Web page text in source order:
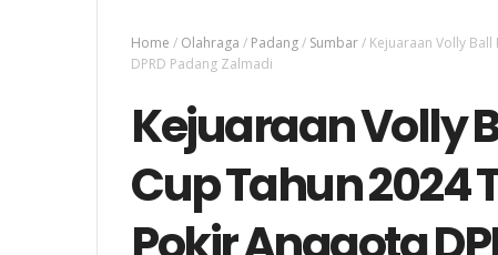
Home / Olahraga / Padang/ Sumbar/ Kejuaraan Volly Ball
DPRD Padang Zalmadi
Kejuaraan Volly
Cup Tahun 2024